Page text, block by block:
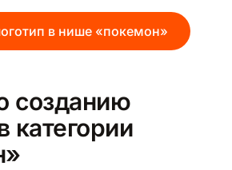
в нише «покемон»
созданию
категории